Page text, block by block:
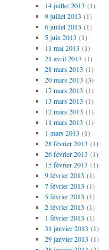
14 juillet 2013 (1)
9 juillet 2013 (1)
6 juillet 2013 (1)
5 juin 2013 (1)
11 mai 2013 (1)
21 avril 2013 (1)
28 mars 2013 (1)
20 mars 2013 (3)
17 mars 2013 (1)
13 mars 2013 (1)
12 mars 2013 (1)
11 mars 2013 (1)
1 mars 2013 (1)
28 février 2013 (1)
26 février 2013 (1)
15 février 2013 (1)
9 février 2013 (1)
7 février 2013 (1)
5 février 2013 (1)
2 février 2013 (1)
1 février 2013 (1)
31 janvier 2013 (1)
29 janvier 2013 (1)